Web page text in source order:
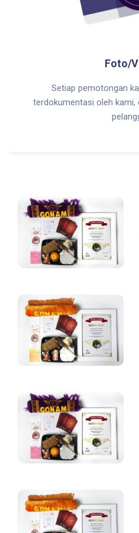
Foto/
Setiap pemotongan
terdokumentasi oleh kami,